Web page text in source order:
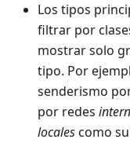
Los tipos
filtrar por
mostrar solo
tipo. Por
senderismo
por redes
localescomo